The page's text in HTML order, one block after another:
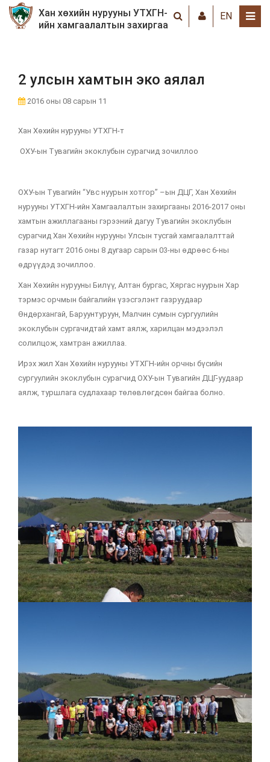
Хан хөхийн нурууны УТХГН-
ийн хамгаалалтын захиргаа
EN
2 улсын хамтын эко аялал
2016 оны 08 сарын 11
Хан Хөхийн нурууны УТХГН-т
ОХУ-ын Тувагийн экоклубын сурагчид зочиллоо
ОХУ-ын Тувагийн “Увс нуурын хотгор” –ын ДЦГ, Хан Хөхийн
нурууны УТХГН-ийн Хамгаалалтын захиргааны 2016-2017 оны
хамтын ажиллагааны гэрээний дагуу Тувагийн экоклубын
сурагчид Хан Хөхийн нурууны Улсын тусгай хамгаалалттай
газар нутагт 2016 оны 8 дугаар сарын 03-ны өдрөөс 6-ны
өдрүүдэд зочиллоо.
Хан Хөхийн нурууны Билүү, Алтан бургас, Хяргас нуурын Хар
тэрмэс орчмын байгалийн үзэсгэлэнт газруудаар
Өндөрхангай, Баруунтуруун, Малчин сумын сургуулийн
экоклубын сургачидтай хамт аялж, харилцан мэдээлэл
солилцож, хамтран ажиллаа.
Ирэх жил Хан Хөхийн нурууны УТХГН-ийн орчны бүсийн
сургуулийн экоклубын сурагчид ОХУ-ын Тувагийн ДЦГ-уудаар
аялж, туршлага судлахаар төлөвлөгдсөн байгаа болно.